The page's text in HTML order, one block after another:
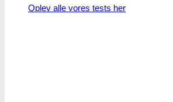
Oplev alle vores tests her